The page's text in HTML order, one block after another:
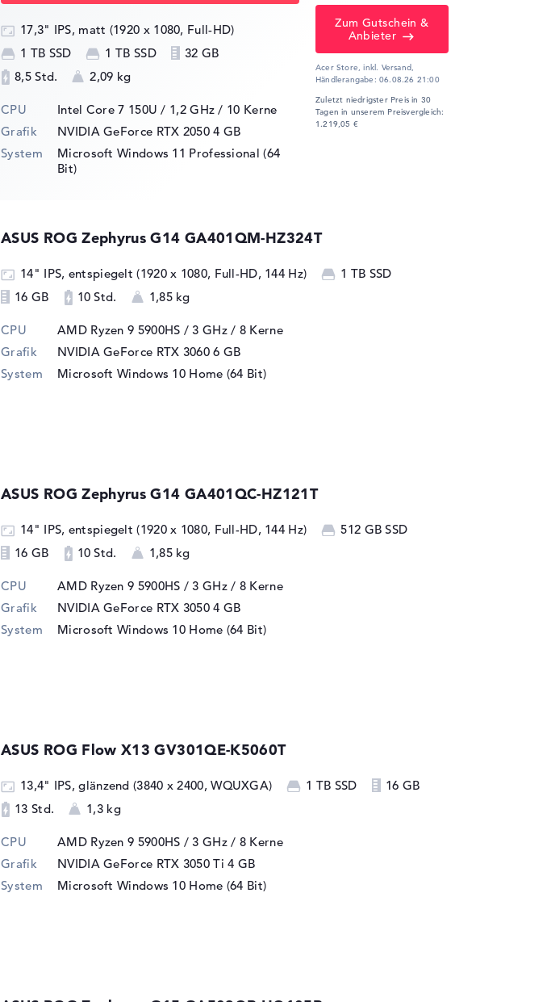
17,3" IPS, matt (1920 x 1080, Full-HD)
1 TB SSD
1 TB SSD
32 GB
8,5 Std.
2,09 kg
CPU Intel Core 7 150U / 1,2 GHz / 10 Kerne
Grafik
NVIDIA GeForce RTX 20504 GB
System
Microsoft Windows 11 Professional (64
Bit)
Zum Gutschein &
Anbieter
Acer Store, inkl. Versand,
Händlerangabe: 06.08.26 21:00
Zuletzt niedrigster Preis in 30
Tagen in unserem Preisvergleich:
1.219,05 €
ASUS ROG Zephyrus G14 GA401QM-HZ324T
14" IPS, entspiegelt (1920 x 1080, Full-HD, 144 Hz)
1 TB SSD
16 GB
10 Std. 1,85 kg
CPU AMD Ryzen 9 5900HS / 3 GHz/ 8 Kerne
Grafik
NVIDIA GeForce RTX 30606 GB
System
Microsoft Windows 10 Home (64 Bit)
ASUS ROG Zephyrus G14 GA401QC-HZ121T
14" IPS, entspiegelt (1920 x 1080, Full-HD, 144 Hz)
512 GB SSD
16 GB
10 Std. 1,85 kg
CPU AMD Ryzen 9 5900HS / 3 GHz/ 8 Kerne
Grafik
NVIDIA GeForce RTX 30504 GB
System
Microsoft Windows 10 Home (64 Bit)
ASUS ROG Flow X13 GV301QE-K5060T
13,4" IPS, glänzend (3840 x 2400, WQUXGA) 1 TB SSD
16 GB
13 Std.
1,3 kg
CPU AMD Ryzen 9 5900HS / 3 GHz/ 8 Kerne
Grafik
NVIDIA GeForce RTX 3050 Ti 4 GB
System
Microsoft Windows 10 Home (64 Bit)